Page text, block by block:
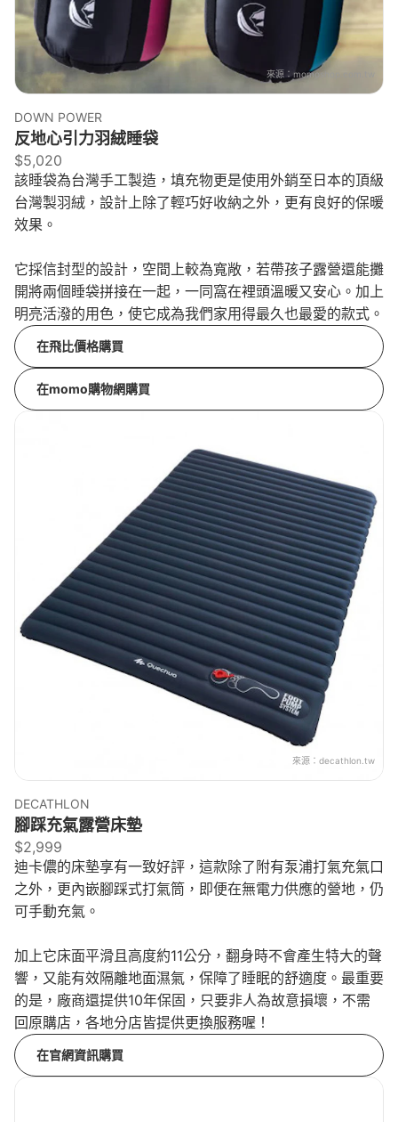
來源：momoshop.com.tw
DOWN POWER
反地心引力羽絨睡袋
$5,020
該睡袋為台灣手工製造，填充物更是使用外銷至日本的頂級
台灣製羽絨，設計上除了輕巧好收納之外，更有良好的保暖
效果。
它採信封型的設計，空間上較為寬敞，若帶孩子露營還能攤
開將兩個睡袋拼接在一起，一同窩在裡頭溫暖又安心。加上
明亮活潑的用色，使它成為我們家用得最久也最愛的款式。
在飛比價格購買
在momo購物網購買
來源： decathlon.tw
DECATHLON
腳踩充氣露營床墊
$2,999
迪卡儂的床墊享有一致好評，這款除了附有泵浦打氣充氣口
之外，更內嵌腳踩式打氣筒，即便在無電力供應的營地，仍
可手動充氣。
加上它床面平滑且高度約11公分，翻身時不會產生特大的聲
響，又能有效隔離地面濕氣，保障了睡眠的舒適度。最重要
的是，廠商還提供10年保固，只要非人為故意損壞，不需
回原購店，各地分店皆提供更換服務喔！
在官網資訊購買